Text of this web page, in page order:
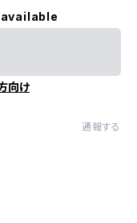
向け
通報する